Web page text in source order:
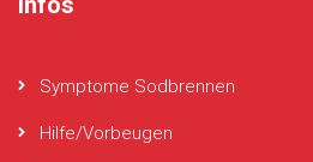
Symptome Sodbrennen
Hilfe/Vorbeugen